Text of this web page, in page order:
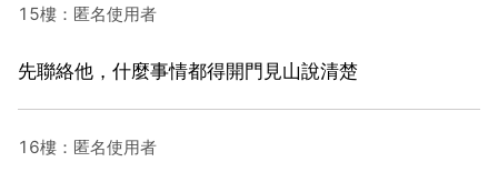
15樓：匿名使用者
先聯絡他，什麼事情都得開門見山說清楚
16樓：匿名使用者